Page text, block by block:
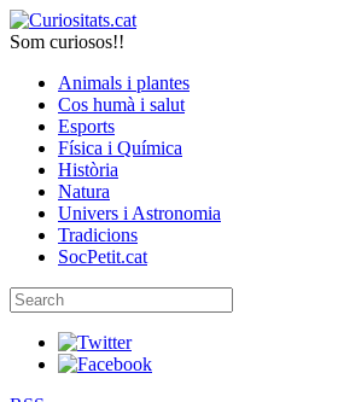
Som curiosos!!
Animals i plantes
Cos humà i salut
Esports
Física i Química
Història
Natura
Univers i Astronomia
Tradicions
SocPetit.cat